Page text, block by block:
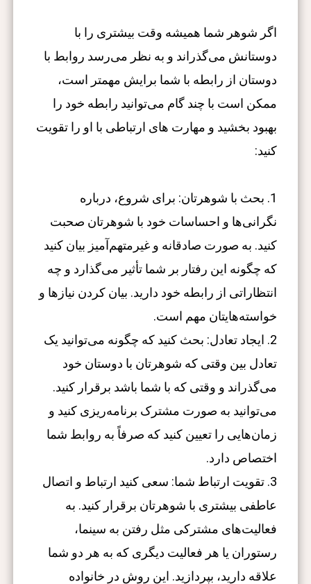
اگر شوهر شما همیشه وقت بیشتری را با
دوستانش می‌گذراند و به نظر می‌رسد روابط با
دوستان از رابطه با شما برایش مهمتر است،
ممکن است با چند گام می‌توانید رابطه خود را
بهبود بخشید و مهارت های ارتباطی با او را تقویت
کنید:
1. بحث با شوهرتان: برای شروع، درباره
نگرانی‌ها و احساسات خود با شوهرتان صحبت
کنید. به صورت صادقانه و غیرمتهم‌آمیز بیان کنید
که چگونه این رفتار بر شما تأثیر می‌گذارد و چه
انتظاراتی از رابطه خود دارید. بیان کردن نیازها و
خواسته‌هایتان مهم است.
2. ایجاد تعادل: بحث کنید که چگونه می‌توانید یک
تعادل بین وقتی که شوهرتان با دوستان خود
می‌گذراند و وقتی که با شما باشد برقرار کنید.
می‌توانید به صورت مشترک برنامه‌ریزی کنید و
زمان‌هایی را تعیین کنید که صرفاً به روابط شما
اختصاص دارد.
3. تقویت ارتباط شما: سعی کنید ارتباط و اتصال
عاطفی بیشتری با شوهرتان برقرار کنید. به
فعالیت‌های مشترکی مثل رفتن به سینما،
رستوران یا هر فعالیت دیگری که به هر دو شما
علاقه دارید، بپردازید. این روش در خانواده